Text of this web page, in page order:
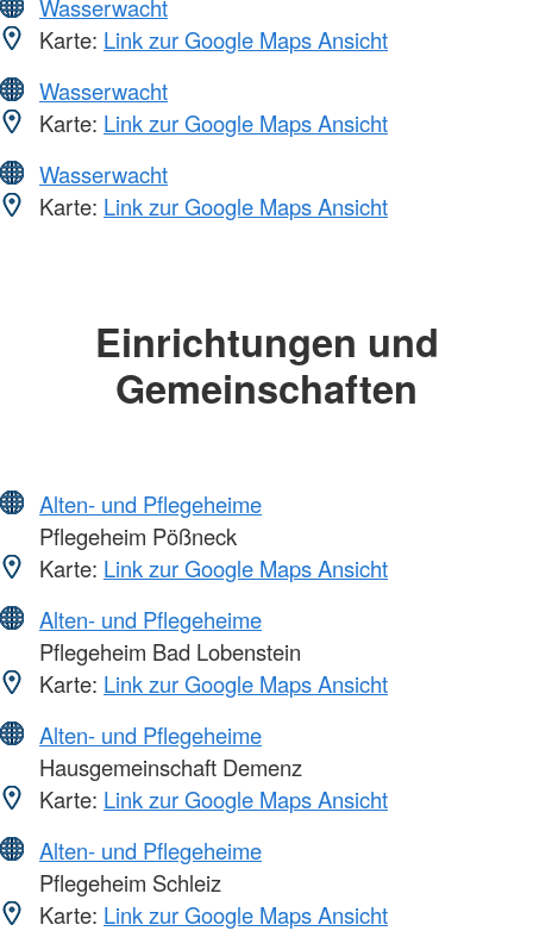
Wasserwacht
Karte: Link zur Google Maps Ansicht
Wasserwacht
Karte: Link zur Google Maps Ansicht
Wasserwacht
Karte: Link zur Google Maps Ansicht
Einrichtungen und
Gemeinschaften
Alten- und Pflegeheime
Pflegeheim Pößneck
Karte: Link zur Google Maps Ansicht
Alten- und Pflegeheime
Pflegeheim Bad Lobenstein
Karte: Link zur Google Maps Ansicht
Alten- und Pflegeheime
Hausgemeinschaft Demenz
Karte: Link zur Google Maps Ansicht
Alten- und Pflegeheime
Pflegeheim Schleiz
Karte: Link zur Google Maps Ansicht